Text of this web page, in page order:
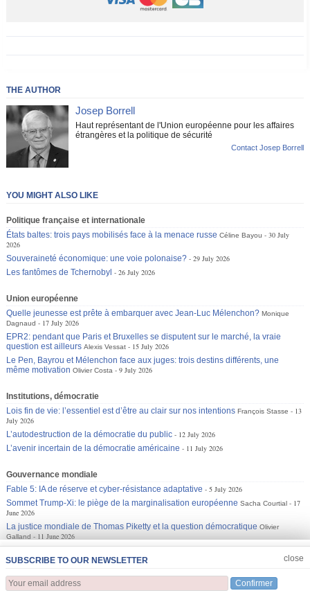
THE AUTHOR
Josep Borrell
Haut représentant de l'Union européenne pour les affaires
étrangères et la politique de sécurité
Contact Josep Borrell
SUBSCRIBE TO OUR NEWSLETTER
Confirmer
close
JOIN US CLOSE
YOU MIGHT ALSO LIKE
Politique française et internationale
États baltes: trois pays mobilisés face à la menace russe Céline Bayou
30 July
2026
Souveraineté économique: une voie polonaise?
29 July 2026
Les fantômes de Tchernobyl
26 July 2026
Union européenne
Quelle jeunesse est prête à embarquer avec Jean-Luc Mélenchon? Monique
Dagnaud
17 July 2026
EPR2: pendant que Paris et Bruxelles se disputent sur le marché, la vraie
question est ailleurs Alexis Vessat
15 July 2026
Le Pen, Bayrou et Mélenchon face aux juges: trois destins différents, une
même motivation Olivier Costa 9 July 2026
Institutions, démocratie
Lois fin de vie: l’essentiel est d’être au clair sur nos intentions François Stasse
13
July 2026
L’autodestruction de la démocratie du public
12 July 2026
L’avenir incertain de la démocratie américaine
11 July 2026
Gouvernance mondiale
Fable 5: IA de réserve et cyber-résistance adaptative
5 July 2026
Sommet Trump-Xi: le piège de la marginalisation européenne Sacha Courtial
17
June 2026
La justice mondiale de Thomas Piketty et la question démocratique Olivier
Galland
11 June 2026